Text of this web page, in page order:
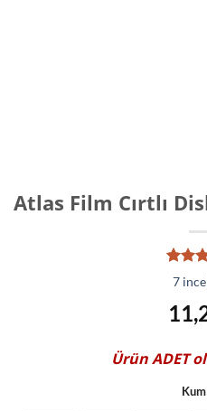
Atlas Film Cırtlı
7müşteri
5
7
ÜrünADET
Kum